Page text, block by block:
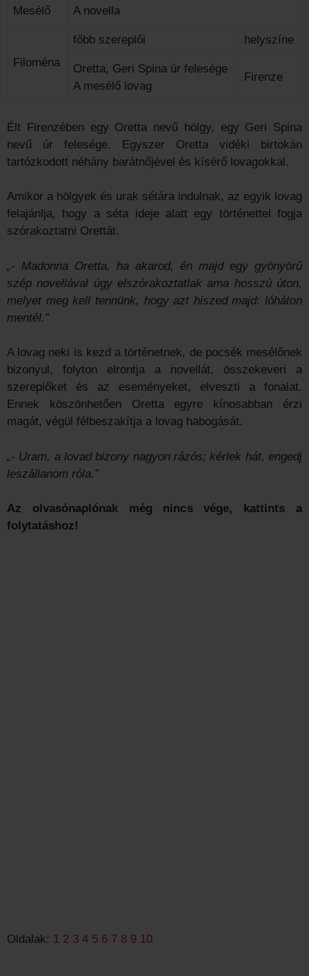
Mesélő A novella
Filoména
főbb szereplői helyszíne
Oretta, Geri Spina úr felesége
A mesélő lovag
Firenze
Élt Firenzében egy Oretta nevű hölgy, egy Geri Spina
nevű úr felesége. Egyszer Oretta vidéki birtokán
tartózkodott néhány barátnőjével és kísérő lovagokkal.
Amikor a hölgyek és urak sétára indulnak, az egyik lovag
felajánlja, hogy a séta ideje alatt egy történettel fogja
szórakoztatni Orettát.
„- Madonna Oretta, ha akarod, én majd egy gyönyörű
szép novellával úgy elszórakoztatlak ama hosszú úton,
melyet meg kell tennünk, hogy azt hiszed majd: lóháton
mentél.”
A lovag neki is kezd a történetnek, de pocsék mesélőnek
bizonyul, folyton elrontja a novellát, összekeveri a
szereplőket és az eseményeket, elveszti a fonalat.
Ennek köszönhetően Oretta egyre kínosabban érzi
magát, végül félbeszakítja a lovag habogását.
„- Uram, a lovad bizony nagyon rázós; kérlek hát, engedj
leszállanom róla.”
Az olvasónaplónak még nincs vége, kattints a
folytatáshoz!
Oldalak: 1 2 3 4 5 6 7 8 9 10